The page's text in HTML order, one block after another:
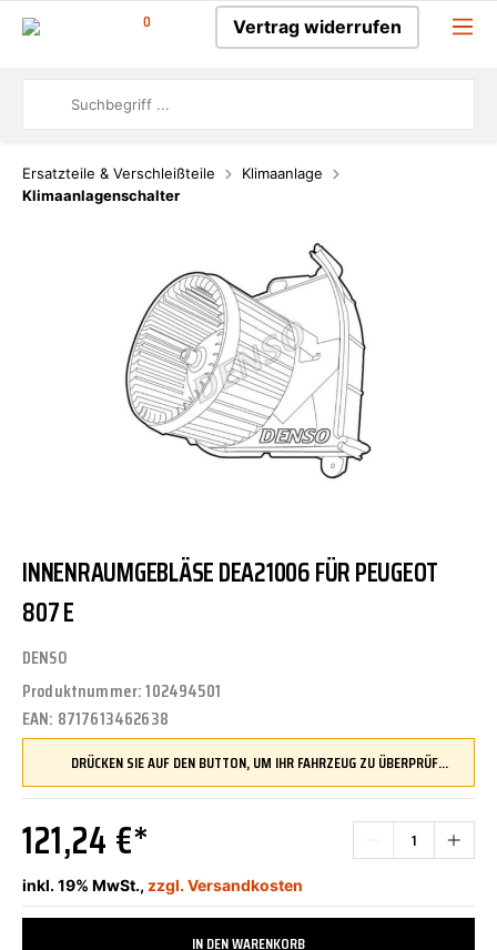
0 Vertrag widerrufen
Ersatzteile & Verschleißteile
Klimaanlage
Klimaanlagenschalter
INNENRAUMGEBLÄSE DEA21006 FÜR PEUGEOT
807 E
DENSO
Produktnummer:102494501
EAN: 8717613462638
DRÜCKEN SIE AUF DEN BUTTON, UM IHR FAHRZEUG ZU ÜBERPRÜFEN UND SICHERZUSTELLEN, DASS DIESES TEIL KOMPATIBEL IST, BEVOR SIE ES BESTELLEN
121,24 €*
inkl. 19% MwSt., zzgl. Versandkosten
IN DEN WARENKORB